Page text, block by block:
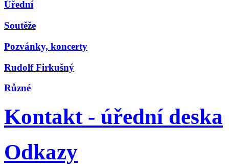
Úřední
Soutěže
Pozvánky, koncerty
Rudolf Firkušný
Různé
Kontakt - úřední deska
Odkazy